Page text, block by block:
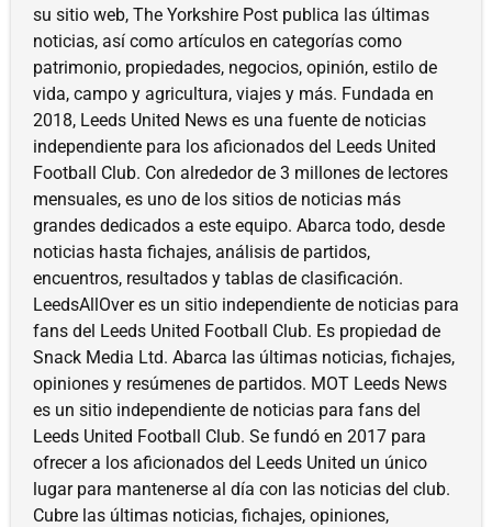
su sitio web, The Yorkshire Post publica las últimas
noticias, así como artículos en categorías como
patrimonio, propiedades, negocios, opinión, estilo de
vida, campo y agricultura, viajes y más. Fundada en
2018, Leeds United News es una fuente de noticias
independiente para los aficionados del Leeds United
Football Club. Con alrededor de 3 millones de lectores
mensuales, es uno de los sitios de noticias más
grandes dedicados a este equipo. Abarca todo, desde
noticias hasta fichajes, análisis de partidos,
encuentros, resultados y tablas de clasificación.
LeedsAllOver es un sitio independiente de noticias para
fans del Leeds United Football Club. Es propiedad de
Snack Media Ltd. Abarca las últimas noticias, fichajes,
opiniones y resúmenes de partidos. MOT Leeds News
es un sitio independiente de noticias para fans del
Leeds United Football Club. Se fundó en 2017 para
ofrecer a los aficionados del Leeds United un único
lugar para mantenerse al día con las noticias del club.
Cubre las últimas noticias, fichajes, opiniones,